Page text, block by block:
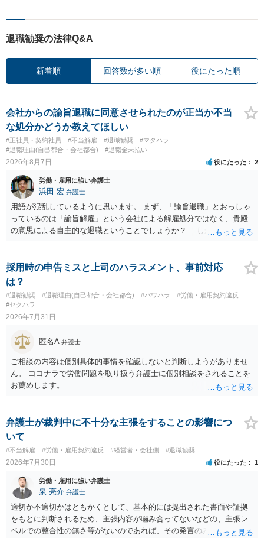
退職勧奨の法律Q&A
新着順 回答数が多い順 役にたった順
会社からの諭旨退職に同意させられたのが正当か不当
な処分かどうか教えてほしい
#正社員・契約社員 #不当解雇 #退職勧奨
#マタハラ
#退職理由(自己都合・会社都合)
#退職金未払い
2026年8月7日 役にたった 2
労働・雇用に強い弁護士
浜田 宏 弁護士
用語が混乱しているように思います。 まず、「諭旨退職」とおっしゃ
っているのは「諭旨解雇」という会社による解雇処分ではなく、貴殿
の意思による自主的な退職ということでしょうか？ しかし、記載さ
す。 その場合、解雇には客観的で合理的な理由が必要であり、かつ
解雇という処分が社会通念上相当と認められない限り、解雇は無効で
す。 結局、貴殿のネット炎上の内容や原因、勤務先に与えた影響な
どを具体的に検討しなければ、何とも申し上げることができません。
また、育児休業法関係の問題もあるかもしれません。 ある程度労働
法に関する専門的な知識が必要な事案ですので、一度、お近くの弁護
採用時の申告ミスと上司のハラスメント、事前対応
は？
#退職勧奨 #退職理由(自己都合・会社都合) #パワハラ
#労働・雇用契約違反
#セクハラ
2026年7月31日
匿名A 弁護士
ご相談の内容は個別具体的事情を確認しないと判断しようがありませ
ん。 ココナラで労働問題を取り扱う弁護士に個別相談をされることを
お薦めします。
弁護士が裁判中に不十分な主張をすることの影響につ
いて
#不当解雇 #労働・雇用契約違反 #経営者・会社側 #退職勧奨
2026年7月30日 役にたった 1
労働・雇用に強い弁護士
泉 亮介 弁護士
適切か不適切かはともかくとして、基本的には提出された書面や証拠
をもとに判断されるため、主張内容が噛み合ってないなどの、主張レ
ベルでの整合性の無さ等がないのであれば、その発言のみで大きく不